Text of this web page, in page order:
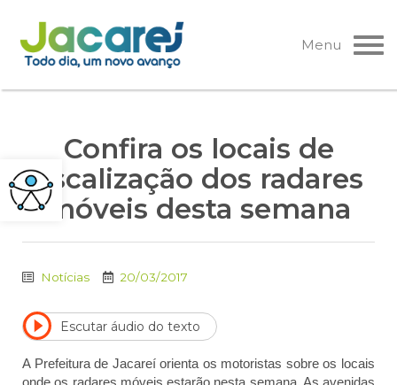
Pular
para
o
Menu
Confira os locais de
fiscalização dos radares
móveis desta semana
Notícias 20/03/2017
Escutar áudio do texto
A Prefeitura de Jacareí orienta os motoristas sobre os locais